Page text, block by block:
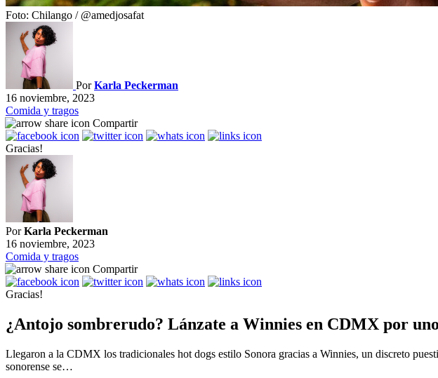
Foto: Chilango / @amedjosafat
PorKarla Peckerman
16 noviembre, 2023
Comida y tragos
Compartir
Gracias!
PorKarla Peckerman
16 noviembre, 2023
Comida y tragos
Compartir
Gracias!
¿Antojo sombrerudo? Lánzate a Winnies en CDMX por
Llegaron a la CDMX los tradicionales hot dogs estilo Sonora gracias a Winnies, un discreto
sonorense se…